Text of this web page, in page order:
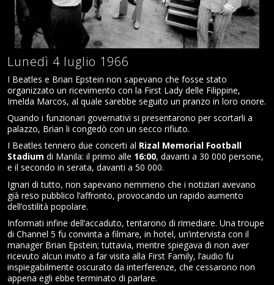
Lunedì 4 luglio 1966
I Beatles e Brian Epstein non sapevano che fosse stato
organizzato un ricevimento con la First Lady delle Filippine,
Imelda Marcos, al quale sarebbe seguito un pranzo in loro onore.
Quando i funzionari governativi si presentarono per scortarli a
palazzo, Brian li congedò con un secco rifiuto.
I Beatles tennero due concerti al Rizal Memorial Football
Stadium di Manila: il primo alle 16:00, davanti a 30 000 persone,
e il secondo in serata, davanti a 50 000.
Ignari di tutto, non sapevano nemmeno che i notiziari avevano
già reso pubblico l’affronto, provocando un rapido aumento
dell’ostilità popolare.
Informati infine dell’accaduto, tentarono di rimediare. Una troupe
di Channel 5 fu convinta a filmare, in hotel, un’intervista con il
manager Brian Epstein; tuttavia, mentre spiegava di non aver
ricevuto alcun invito a far visita alla First Family, l’audio fu
inspiegabilmente oscurato da interferenze, che cessarono non
appena egli ebbe terminato di parlare.